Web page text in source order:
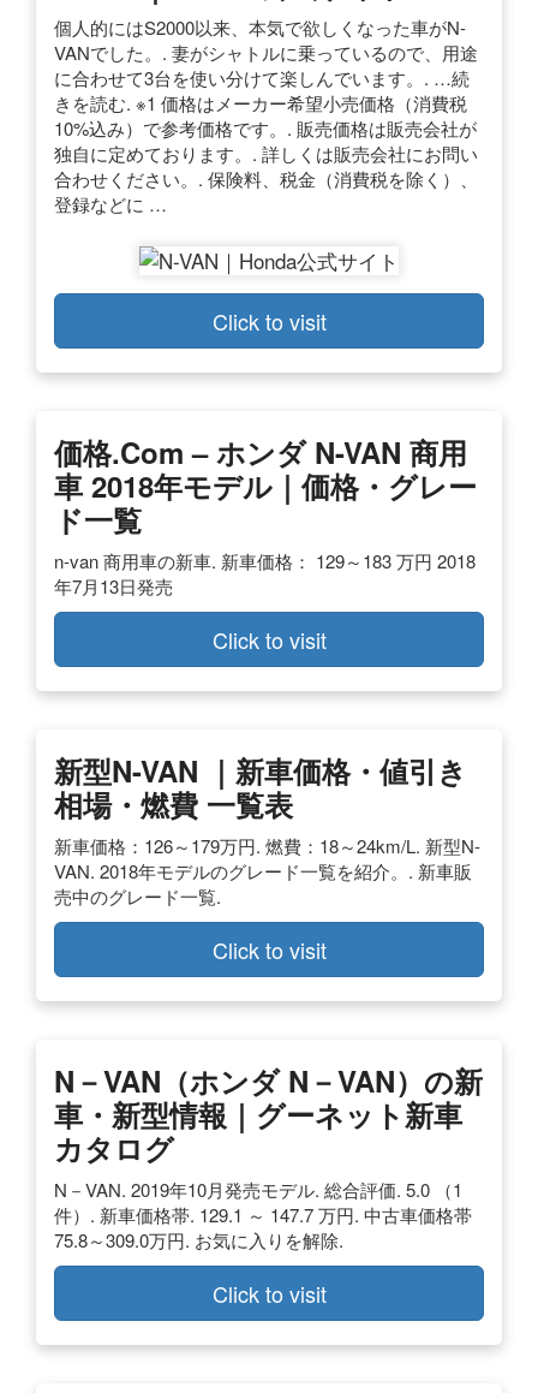
個人的にはS2000以来、本気で欲しくなった車がN-
VANでした。. 妻がシャトルに乗っているので、用途
に合わせて3台を使い分けて楽しんでいます。. …続
きを読む. ※1 価格はメーカー希望小売価格（消費税
10%込み）で参考価格です。. 販売価格は販売会社が
独自に定めております。. 詳しくは販売会社にお問い
合わせください。. 保険料、税金（消費税を除く）、
登録などに …
Click to visit
価格.com – ホンダ N-VAN 商用
車 2018年モデル｜価格・グレー
ド一覧
n-van 商用車の新車. 新車価格： 129～183 万円 2018
年7月13日発売
Click to visit
新型N-VAN ｜新車価格・値引き
相場・燃費 一覧表
新車価格：126～179万円. 燃費：18～24km/L. 新型N-
VAN. 2018年モデルのグレード一覧を紹介。. 新車販
売中のグレード一覧.
Click to visit
N－VAN（ホンダ N－VAN）の新
車・新型情報｜グーネット新車
カタログ
N－VAN. 2019年10月発売モデル. 総合評価. 5.0 （1
件）. 新車価格帯. 129.1 ～ 147.7 万円. 中古車価格帯
75.8～309.0万円. お気に入りを解除.
Click to visit